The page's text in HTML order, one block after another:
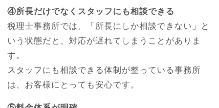
④所長だけでなくスタッフにも相談できる
税理士事務所では、「所長にしか相談できない」と
いう状態だと、対応が遅れてしまうことがありま
す。
スタッフにも相談できる体制が整っている事務所
は、お客様にとっても安心です。